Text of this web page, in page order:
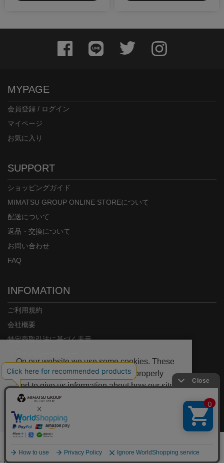
MYPAGE
会員登録 / ログイン
マイページ
お気に入り
SUPPORT
ショッピングガイド
MIMATSU GROUP ONLINE STOREについて
配送について
返品・交換について
お問い合わせ
FAQ
INFOMATION
ご利用規約
会社概要
特定商取引法に基づく表示
On our website we use some cookies. These
are necessary for our site to work properly
and to give us information about how our site
is used.
Deny